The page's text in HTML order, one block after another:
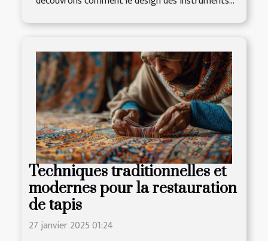
Techniques traditionnelles et
modernes pour la restauration
de tapis
27 janvier 2025 01:24